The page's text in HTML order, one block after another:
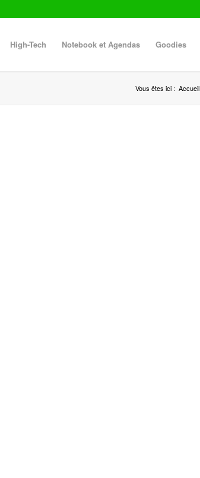
High-Tech Notebook et Agendas Goodies
Vous êtes ici : Accueil